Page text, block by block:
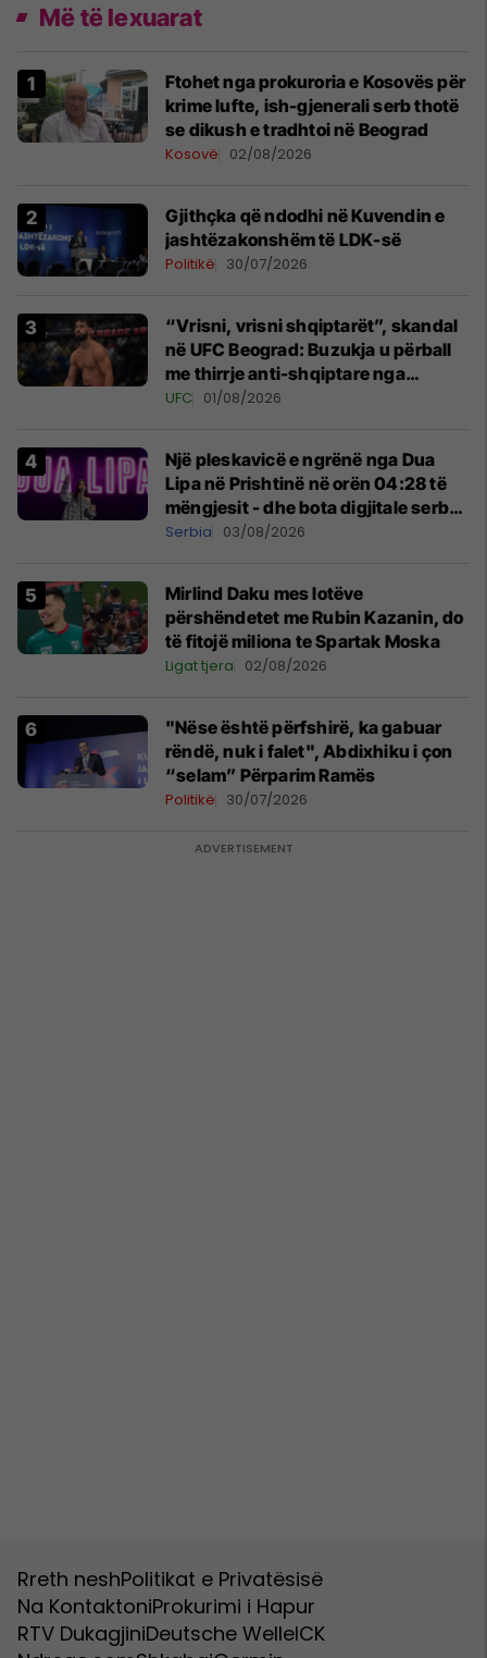
Më të lexuarat
Ftohet nga prokuroria e Kosovës për
krime lufte, ish-gjenerali serb thotë
se dikush e tradhtoi në Beograd
Kosovë 02/08/2026
Gjithçka që ndodhi në Kuvendin e
jashtëzakonshëm të LDK-së
Politikë 30/07/2026
“Vrisni, vrisni shqiptarët”, skandal
në UFC Beograd: Buzukja u përball
me thirrje anti-shqiptare nga
tribunat
UFC 01/08/2026
Një pleskavicë e ngrënë nga Dua
Lipa në Prishtinë në orën 04:28 të
mëngjesit - dhe bota digjitale serbe
shpall gjendjen e luftës
Serbia 03/08/2026
Mirlind Daku mes lotëve
përshëndetet me Rubin Kazanin, do
të fitojë miliona te Spartak Moska
Ligat tjera 02/08/2026
"Nëse është përfshirë, ka gabuar
rëndë, nuk i falet", Abdixhiku i çon
“selam” Përparim Ramës
Politikë 30/07/2026
Rreth neshPolitikat e Privatësisë
Na KontaktoniProkurimi i Hapur
RTV DukagjiniDeutsche WelleICK